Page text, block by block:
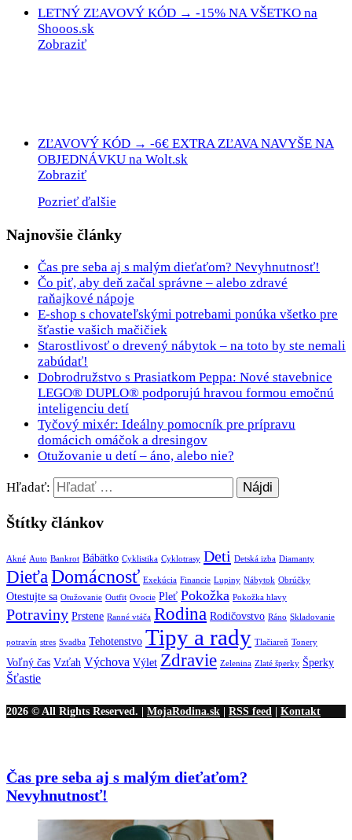
LETNÝ ZĽAVOVÝ KÓD → -15% NA VŠETKO na
Shooos.sk
Zobraziť
ZĽAVOVÝ KÓD → -6€ EXTRA ZĽAVA NAVYŠE NA
OBJEDNÁVKU na Wolt.sk
Zobraziť
Pozrieť ďalšie
Najnovšie články
Čas pre seba aj s malým dieťaťom? Nevyhnutnosť!
Čo piť, aby deň začal správne – alebo zdravé
raňajkové nápoje
E-shop s chovateľskými potrebami ponúka všetko pre
šťastie vašich mačičiek
Starostlivosť o drevený nábytok – na toto by ste nemali
zabúdať!
Dobrodružstvo s Prasiatkom Peppa: Nové stavebnice
LEGO® DUPLO® podporujú hravou formou emočnú
inteligenciu detí
Tyčový mixér: Ideálny pomocník pre prípravu
domácich omáčok a dresingov
Otužovanie u detí – áno, alebo nie?
Hľadať:
Štítky článkov
Akné Auto Bankrot Bábätko Cyklistika Cyklotrasy Deti Detská izba Diamanty
Dieťa Domácnosť Exekúcia Financie Lupiny Nábytok Obrúčky
Otestujte sa Otužovanie Outfit Ovocie Pleť Pokožka Pokožka hlavy
Potraviny Prstene Ranné vtáča Rodina Rodičovstvo Ráno Skladovanie
potravín stres Svadba Tehotenstvo Tipy a rady Tlačiareň Tonery
Voľný čas Vzťah Výchova Výlet Zdravie Zelenina Zlaté šperky Šperky
Šťastie
2026 © All Rights Reserved. | MojaRodina.sk | RSS feed | Kontakt
Čas pre seba aj s malým dieťaťom?
Nevyhnutnosť!